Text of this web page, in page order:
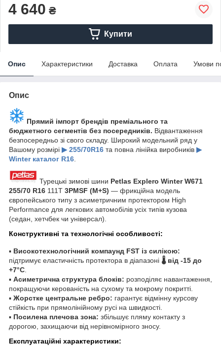
4 640 ₴
Купити
Опис Характеристики Доставка Оплата Умови
Опис
Прямий імпорт брендів преміального та
бюджетного сегментів без посередників. Відвантаження
безпосередньо зі свого складу. Широкий модельний ряд у
Вашому розмірі ▶ 255/70R16 та повна лінійка виробників ▶
Winter каталог R16
Турецькі зимові шини Petlas Explero Winter W671
255/70 R16 111T 3PMSF (M+S) — фрикційна модель
європейського типу з асиметричним протектором High
Performance для легкових автомобілів усіх типів кузова
(седан, хетчбек чи універсал).
Конструктивні та технологічні особливості:
▪ Високотехнологічний компаунд FST із силікою:
підтримує еластичність протектора в діапазоні 🌡️ від -15 до
+7°C.
▪ Асиметрична структура блоків: розподіляє навантаження,
покращуючи керованість на сухому та мокрому покритті.
▪ Жорстке центральне ребро: гарантує відмінну курсову
стійкість при прямолінійному русі на швидкості.
▪ Посилена плечова зона: збільшує пляму контакту з
дорогою, захищаючи від нерівномірного зносу.
Експлуатаційні характеристики: